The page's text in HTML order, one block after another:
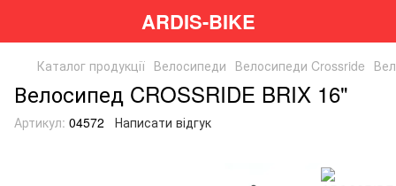
ARDIS-BIKE
Каталог продукції Велосипеди Велосипеди Crossride
Велосипед CROSSRIDE BRIX 16"
Артикул: 04572 Написати відгук